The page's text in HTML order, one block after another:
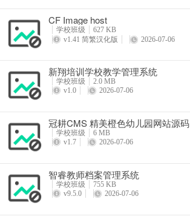
CF Image host
学校班级
627 KB
v1.41 简繁汉化版
2026-07-06
新翔培训学校教学管理系统
学校班级
2.0 MB
v1.0
2026-07-06
冠耕CMS 精美橙色幼儿园网站源码
学校班级
6 MB
v1.7
2026-07-06
智睿教师档案管理系统
学校班级
755 KB
v9.5.0
2026-07-06